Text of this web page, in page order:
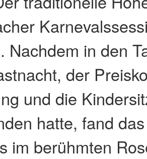
Nachdem in den
der
und die
hatte, fand
im berühmten